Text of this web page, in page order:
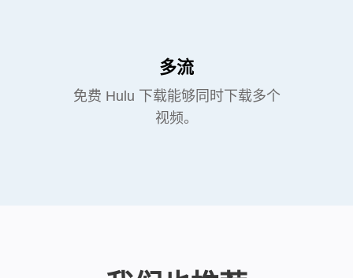
多流
免费 Hulu 下载能够同时下载多个
视频。